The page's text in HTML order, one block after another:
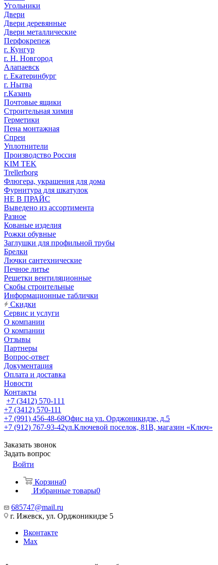
Угольники
Двери
Двери деревянные
Двери металлические
Перфокрепеж
г. Кунгур
г. Н. Новгород
Алапаевск
г. Екатеринбург
г. Нытва
г.Казань
Почтовые ящики
Строительная химия
Герметики
Пена монтажная
Спреи
Уплотнители
Производство Россия
KIM TEK
Trellerborg
Флюгера, украшения для дома
Фурнитура для шкатулок
НЕ В ПРАЙС
Выведено из ассортимента
Разное
Кованые изделия
Рожки обувные
Заглушки для профильной трубы
Брелки
Лючки сантехнические
Печное литье
Решетки вентиляционные
Скобы строительные
Информационные таблички
Скидки
Сервис и услуги
О компании
О компании
Отзывы
Партнеры
Вопрос-ответ
Документация
Оплата и доставка
Новости
Контакты
+7 (3412) 570-111
+7 (3412) 570-111
+7 (991) 456-48-68Офис на ул. Орджоникидзе, д.5
+7 (912) 767-93-42ул.Ключевой поселок, 81В, магазин «Ключ»
Заказать звонок
Задать вопрос
Войти
Корзина0
Избранные товары0
685747@mail.ru
г. Ижевск, ул. Орджоникидзе 5
Вконтакте
Max